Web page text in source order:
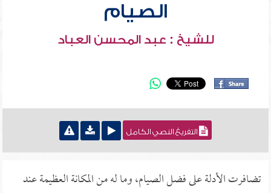
الصيام
للشيخ : عبد المحسن العباد
التفريغ النصي الكامل
تضافرت الأدلة على فضل الصيام، وما له من المكانة العظيمة عند